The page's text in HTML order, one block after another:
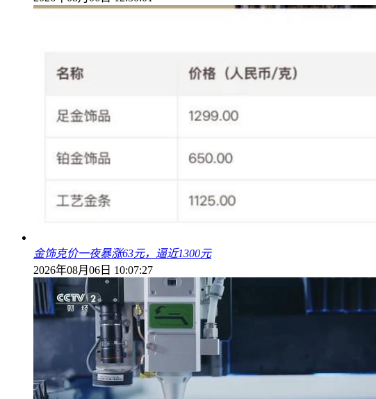
金饰克价一夜暴涨63元，逼近1300元
2026年08月06日 10:07:27